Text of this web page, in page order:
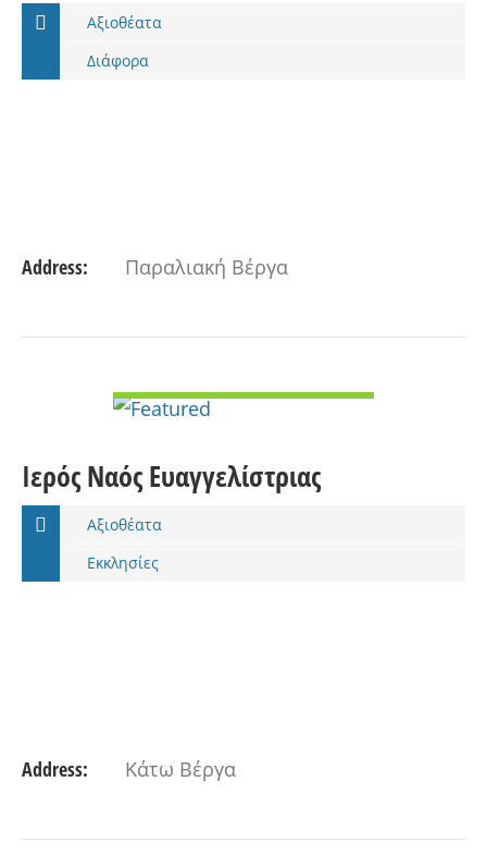
Αξιοθέατα
Διάφορα
Address: Παραλιακή Βέργα
Ιερός Ναός Ευαγγελίστριας
Αξιοθέατα
Εκκλησίες
Address: Κάτω Βέργα